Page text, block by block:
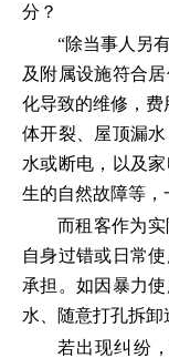
分？
“除当事人另
及附属设施符合
化导致的维修，
体开裂、屋顶漏
水或断电，以及
生的自然故障等，
而租客作为
自身过错或日常
承担。如因暴力
水、随意打孔拆卸
若出现纠纷